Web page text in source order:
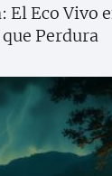
El Eco Vivo
que Perdura